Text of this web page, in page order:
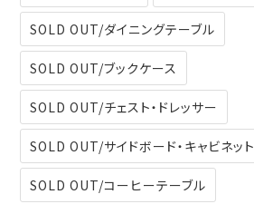
SOLD OUT/ダイニングテーブル
SOLD OUT/ブックケース
SOLD OUT/チェスト・ドレッサー
SOLD OUT/サイドボード・キャビネット
SOLD OUT/コーヒーテーブル